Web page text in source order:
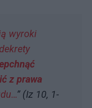
wyroki
z prawa
” (Iz 10, 1-